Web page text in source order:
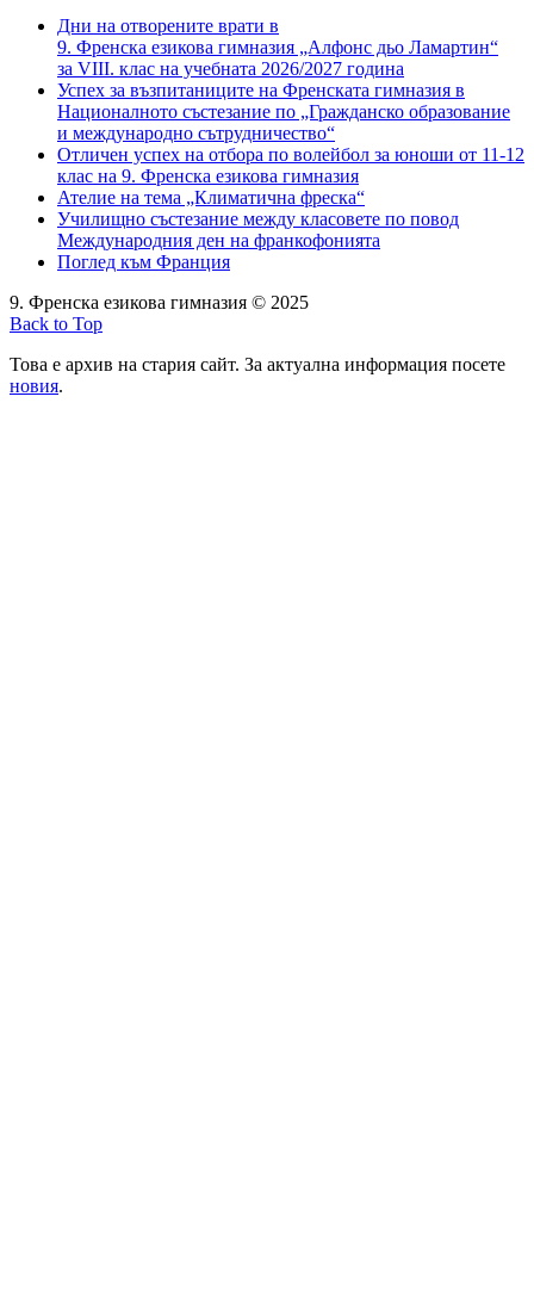
Дни на отворените врати в
9. Френска езикова гимназия „Алфонс дьо Ламартин“
за VIII. клас на учебната 2026/2027 година
Успех за възпитаниците на Френската гимназия в
Националното състезание по „Гражданско образование
и международно сътрудничество“
Отличен успех на отбора по волейбол за юноши от 11-12
клас на 9. Френска езикова гимназия
Ателие на тема „Климатична фреска“
Училищно състезание между класовете по повод
Международния ден на франкофонията
Поглед към Франция
9. Френска езикова гимназия © 2025
Back to Top
Това е архив на стария сайт. За актуална информация посете
новия.